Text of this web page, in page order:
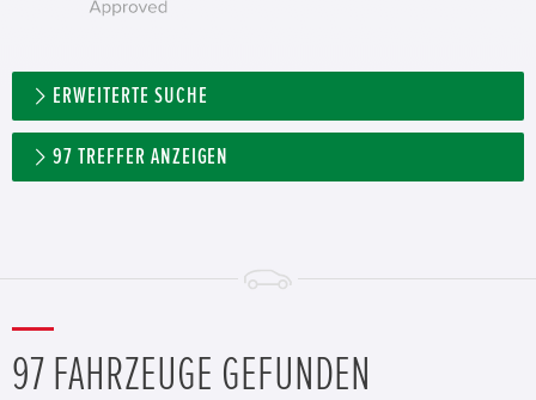
ERWEITERTE SUCHE
97 TREFFER ANZEIGEN
97 FAHRZEUGE GEFUNDEN